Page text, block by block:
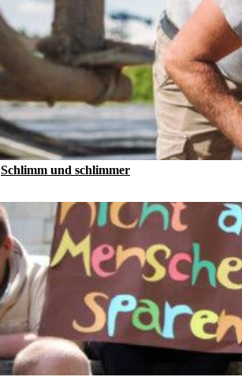
Schlimm und schlimmer